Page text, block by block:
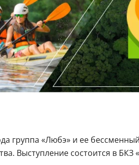
группа «Любэ» и ее
Выступление состоится в